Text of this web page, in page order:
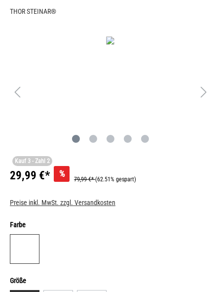
THOR STEINAR®
Kauf 3 - Zahl 2
29,99 €* %
79,99 €*(62.51% gespart)
Preise inkl. MwSt. zzgl. Versandkosten
Farbe
Größe